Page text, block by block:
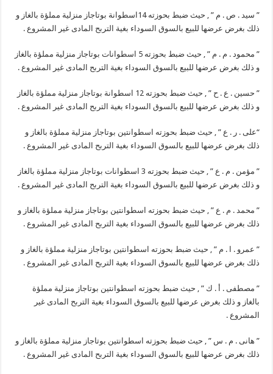
” سيد . ص . م ” , حيث ضبط بحوزته 14اسطوانة بوتاجاز منزلية مملؤة بالغاز و
ذلك بغرض عرضها للبيع بالسوق السوداء بغية التربح المادى غير المشروع .
” محمود . م . م ” , حيث ضبط بحوزته 5 اسطوانات بوتاجاز منزلية مملؤة بالغاز
و ذلك بغرض عرضها للبيع بالسوق السوداء بغية التربح المادى غير المشروع .
” حسين . ع . ح ” , حيث ضبط بحوزته 12 اسطوانة بوتاجاز منزلية مملؤة بالغاز
و ذلك بغرض عرضها للبيع بالسوق السوداء بغية التربح المادى غير المشروع .
“على . ر . ع ” , حيث ضبط بحوزته اسطوانتين بوتاجاز منزلية مملؤة بالغاز و
ذلك بغرض عرضها للبيع بالسوق السوداء بغية التربح المادى غير المشروع .
” مؤمن . م . ع ” , حيث ضبط بحوزته 3 اسطوانات بوتاجاز منزلية مملؤة بالغاز
و ذلك بغرض عرضها للبيع بالسوق السوداء بغية التربح المادى غير المشروع .
” محمد . م . ع ” , حيث ضبط بحوزته اسطوانتين بوتاجاز منزلية مملؤة بالغاز و
ذلك بغرض عرضها للبيع بالسوق السوداء بغية التربح المادى غير المشروع .
” عمرو . ا . م ” , حيث ضبط بحوزته اسطوانتين بوتاجاز منزلية مملؤة بالغاز و
ذلك بغرض عرضها للبيع بالسوق السوداء بغية التربح المادى غير المشروع .
” مصطفى . أ . ك ” , حيث ضبط بحوزته اسطوانتين بوتاجاز منزلية مملؤة
بالغاز و ذلك بغرض عرضها للبيع بالسوق السوداء بغية التربح المادى غير
المشروع .
” هانى . م . س ” , حيث ضبط بحوزته اسطوانتين بوتاجاز منزلية مملؤة بالغاز و
ذلك بغرض عرضها للبيع بالسوق السوداء بغية التربح المادى غير المشروع .